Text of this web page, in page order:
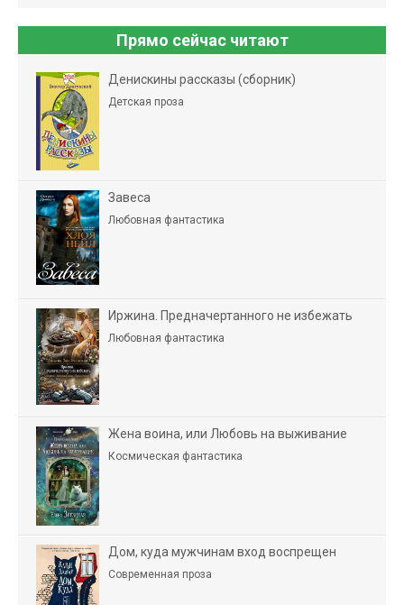
Прямо сейчас читают
Денискины рассказы (сборник)
Детская проза
Завеса
Любовная фантастика
Иржина. Предначертанного не избежать
Любовная фантастика
Жена воина, или Любовь на выживание
Космическая фантастика
Дом, куда мужчинам вход воспрещен
Современная проза